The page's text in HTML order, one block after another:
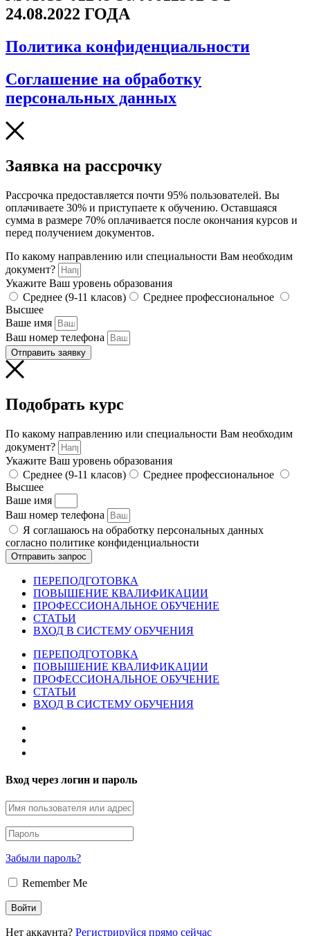
24.08.2022 ГОДА
Политика конфиденциальности
Соглашение на обработку
персональных данных
Заявка на рассрочку
Рассрочка предоставляется почти 95% пользователей. Вы
оплачиваете 30% и приступаете к обучению. Оставшаяся
сумма в размере 70% оплачивается после окончания курсов и
перед получением документов.
По какому направлению или специальности Вам необходим
документ?
Укажите Ваш уровень образования
Среднее (9-11 класов)
Среднее профессиональное
Высшее
Ваше имя
Ваш номер телефона
Отправить заявку
Подобрать курс
По какому направлению или специальности Вам необходим
документ?
Укажите Ваш уровень образования
Среднее (9-11 класов)
Среднее профессиональное
Высшее
Ваше имя
Ваш номер телефона
Я соглашаюсь на обработку персональных данных
согласно политике конфиденциальности
Отправить запрос
ПЕРЕПОДГОТОВКА
ПОВЫШЕНИЕ КВАЛИФИКАЦИИ
ПРОФЕССИОНАЛЬНОЕ ОБУЧЕНИЕ
СТАТЬИ
ВХОД В СИСТЕМУ ОБУЧЕНИЯ
ПЕРЕПОДГОТОВКА
ПОВЫШЕНИЕ КВАЛИФИКАЦИИ
ПРОФЕССИОНАЛЬНОЕ ОБУЧЕНИЕ
СТАТЬИ
ВХОД В СИСТЕМУ ОБУЧЕНИЯ
Вход через логин и пароль
Забыли пароль?
Remember Me
Нет аккаунта? Регистрируйся прямо сейчас